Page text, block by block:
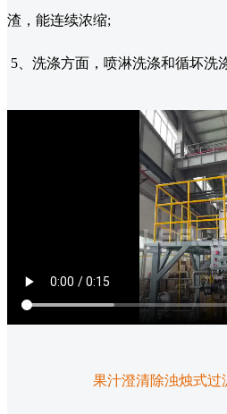
渣，能连续浓缩;
5、洗涤方面，喷淋洗涤和循坏洗
果汁澄清除浊烛式过